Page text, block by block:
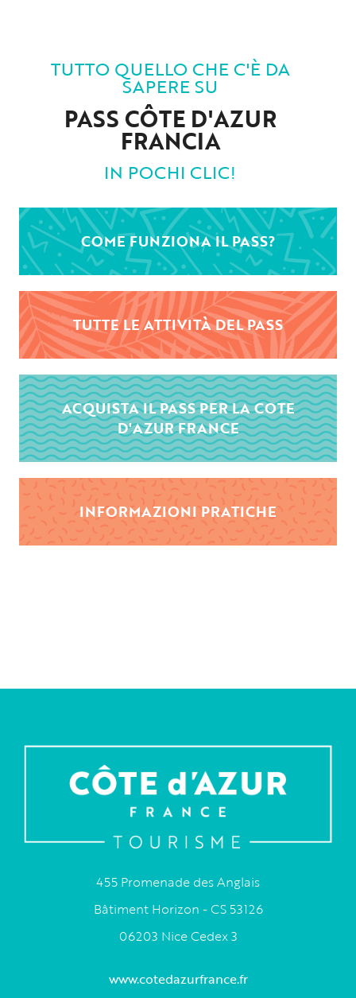
TUTTO QUELLO CHE C'È DA
SAPERE SU
PASS CÔTE D'AZUR
FRANCIA
IN POCHI CLIC!
COME FUNZIONA IL PASS?
TUTTE LE ATTIVITÀ DEL PASS
ACQUISTA IL PASS PER LA COTE
D'AZUR FRANCE
INFORMAZIONI PRATICHE
455 Promenade des Anglais
Bâtiment Horizon - CS 53126
06203 Nice Cedex 3
www.cotedazurfrance.fr